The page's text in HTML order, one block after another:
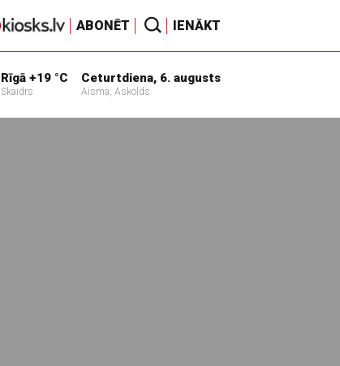
ABONĒT IENĀKT
Rīgā +19 °C
Skaidrs
Ceturtdiena, 6. augusts
Aisma, Askolds